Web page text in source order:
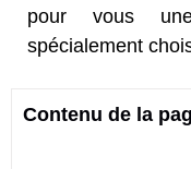
pour vous
spécialement
Contenu de la